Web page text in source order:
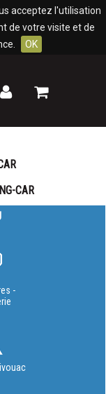
acceptez l'utilisation
de votre visite et de
OK
Mon
Mon
CAR
-